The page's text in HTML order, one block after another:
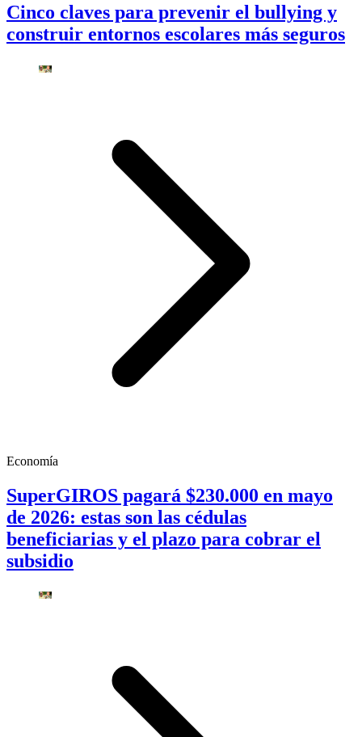
Cinco claves para prevenir el bullying y
construir entornos escolares más seguros
Economía
SuperGIROS pagará $230.000 en mayo
de 2026: estas son las cédulas
beneficiarias y el plazo para cobrar el
subsidio